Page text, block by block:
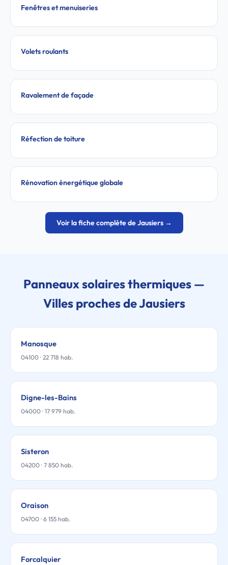
Fenêtres et menuiseries
Volets roulants
Ravalement de façade
Réfection de toiture
Rénovation énergétique globale
Voir la fiche complète de Jausiers →
Panneaux solaires thermiques —
Villes proches de Jausiers
Manosque
04100 · 22 718 hab.
Digne-les-Bains
04000 · 17 979 hab.
Sisteron
04200 · 7 850 hab.
Oraison
04700 · 6 155 hab.
Forcalquier